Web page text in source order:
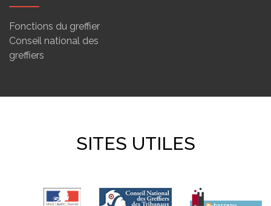
Fonctions du greffier
Conseil national des
greffiers
SITES UTILES